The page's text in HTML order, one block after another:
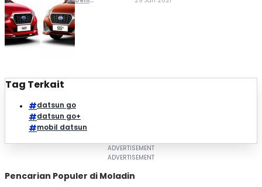
Tag Terkait
datsun go
datsun go+
mobil datsun
Pencarian Populer di Moladin